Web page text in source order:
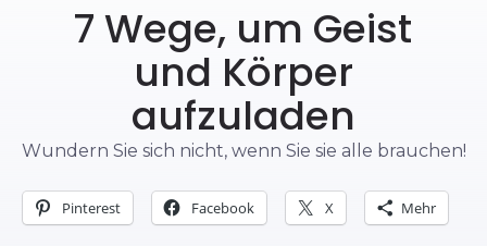
7 Wege, um Geist
und Körper
aufzuladen
Wundern Sie sich nicht, wenn Sie sie alle brauchen!
Pinterest Facebook X Mehr